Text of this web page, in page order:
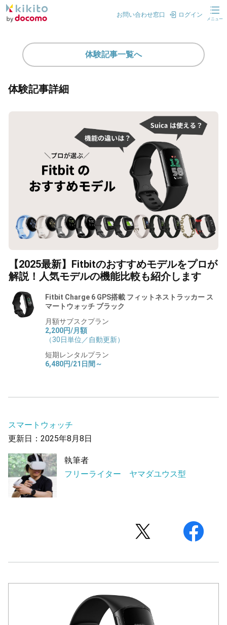
お問い合わせ窓口 ログイン
メニュー
体験記事一覧へ
体験記事詳細
【2025最新】Fitbitのおすすめモデルをプロが
解説！人気モデルの機能比較も紹介します
Fitbit Charge 6 GPS搭載 フィットネストラッカー ス
マートウォッチ ブラック
月額サブスクプラン
2,200円/月額
（30日単位／自動更新）
短期レンタルプラン
6,480円/21日間～
スマートウォッチ
更新日：2025年8月8日
執筆者
フリーライター ヤマダユウス型